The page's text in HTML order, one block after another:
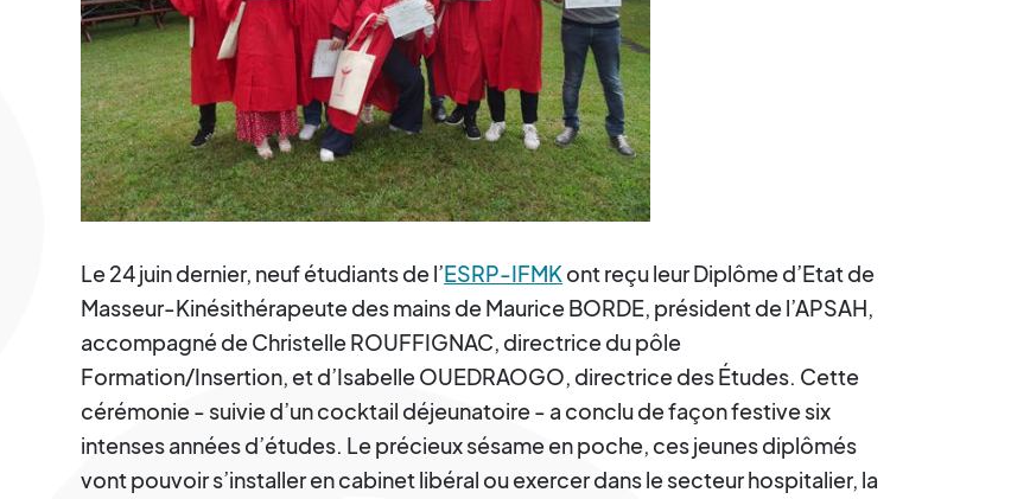
Le 24 juin dernier, neuf étudiants de l’ESRP-IFMKont reçu leur Diplôme d’Etat de
Masseur-Kinésithérapeute des mains de Maurice BORDE, président de l’APSAH,
accompagné de Christelle ROUFFIGNAC, directrice du pôle
Formation/Insertion, et d’Isabelle OUEDRAOGO, directrice des Études. Cette
cérémonie - suivie d’un cocktail déjeunatoire - a conclu de façon festive six
intenses années d’études. Le précieux sésame en poche, ces jeunes diplômés
vont pouvoir s’installer en cabinet libéral ou exercer dans le secteur hospitalier, la